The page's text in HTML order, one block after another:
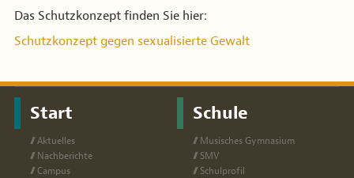
Das Schutzkonzept finden Sie hier:
Schutzkonzept gegen sexualisierte Gewalt
Start
Ak­tu­el­les
Nach­be­rich­te
Cam­pus
Schule
Mu­si­sches Gym­na­si­um
SMV
Schul­pro­fil